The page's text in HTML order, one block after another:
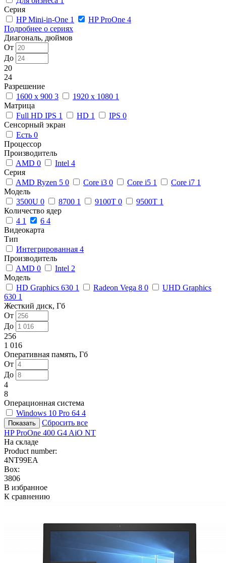
Серия
HP Mini-in-One 1 HP ProOne 4
Подробнее о сериях
Диагональ, дюймов
От
До
20
24
Разрешение
1600 x 900 3 1920 x 1080 1
Матрица
Full HD IPS 1 HD 1 IPS 0
Сенсорный экран
Есть 0
Процессор
Производитель
AMD 0 Intel 4
Серия
AMD Ryzen 5 0 Core i3 0 Core i5 1 Core i7 1
Модель
3500U 0 8700 1 9100T 0 9500T 1
Количество ядер
4 1 6 4
Видеокарта
Тип
Интегрированная 4
Производитель
AMD 0 Intel 2
Модель
HD Graphics 630 1 Radeon Vega 8 0
UHD Graphics
630 1
Жесткий диск, Гб
От
До
256
1 016
Оперативная память, Гб
От
До
4
8
Операционная система
Windows 10 Pro 64 4
Сбросить все
HP ProOne 400 G4 AiO NT
На складе
Product number:
4NT99EA
Box:
3806
В избранное
К сравнению